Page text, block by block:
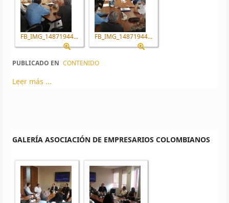
FB_IMG_14871944... FB_IMG_14871944...
PUBLICADO EN CONTENIDO
Leer más ...
GALERÍA ASOCIACIÓN DE EMPRESARIOS COLOMBIANOS